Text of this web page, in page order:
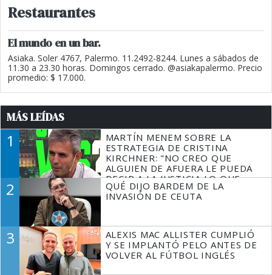
Restaurantes
El mundo en un bar.
Asiaka. Soler 4767, Palermo. 11.2492-8244. Lunes a sábados de
11.30 a 23.30 horas. Domingos cerrado. @asiakapalermo. Precio
promedio: $ 17.000.
MÁS LEÍDAS
1
MARTÍN MENEM SOBRE LA
ESTRATEGIA DE CRISTINA
KIRCHNER: "NO CREO QUE
ALGUIEN DE AFUERA LE PUEDA
DECIR A LA JUSTICIA LO QUE
TIENE QUE HACER"
2
QUÉ DIJO BARDEM DE LA
INVASIÓN DE CEUTA
3
ALEXIS MAC ALLISTER CUMPLIÓ
Y SE IMPLANTÓ PELO ANTES DE
VOLVER AL FÚTBOL INGLÉS